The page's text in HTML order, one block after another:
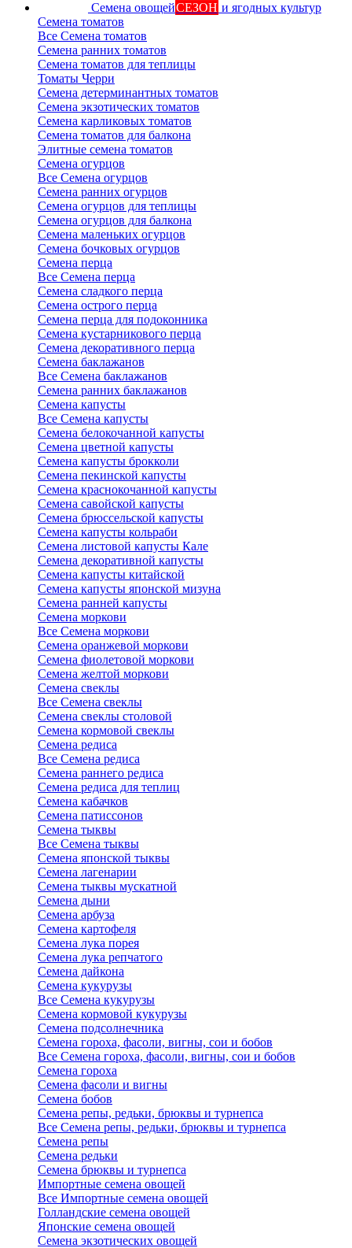
Семена овощейСЕЗОН и ягодных культур
Семена томатов
Все Семена томатов
Семена ранних томатов
Семена томатов для теплицы
Томаты Черри
Семена детерминантных томатов
Семена экзотических томатов
Семена карликовых томатов
Семена томатов для балкона
Элитные семена томатов
Семена огурцов
Все Семена огурцов
Семена ранних огурцов
Семена огурцов для теплицы
Семена огурцов для балкона
Семена маленьких огурцов
Семена бочковых огурцов
Семена перца
Все Семена перца
Семена сладкого перца
Семена острого перца
Семена перца для подоконника
Семена кустарникового перца
Семена декоративного перца
Семена баклажанов
Все Семена баклажанов
Семена ранних баклажанов
Семена капусты
Все Семена капусты
Семена белокочанной капусты
Семена цветной капусты
Семена капусты брокколи
Семена пекинской капусты
Семена краснокочанной капусты
Семена савойской капусты
Семена брюссельской капусты
Семена капусты кольраби
Семена листовой капусты Кале
Семена декоративной капусты
Семена капусты китайской
Семена капусты японской мизуна
Семена ранней капусты
Семена моркови
Все Семена моркови
Семена оранжевой моркови
Семена фиолетовой моркови
Семена желтой моркови
Семена свеклы
Все Семена свеклы
Семена свеклы столовой
Семена кормовой свеклы
Семена редиса
Все Семена редиса
Семена раннего редиса
Семена редиса для теплиц
Семена кабачков
Семена патиссонов
Семена тыквы
Все Семена тыквы
Семена японской тыквы
Семена лагенарии
Семена тыквы мускатной
Семена дыни
Семена арбуза
Семена картофеля
Семена лука порея
Семена лука репчатого
Семена дайкона
Семена кукурузы
Все Семена кукурузы
Семена кормовой кукурузы
Семена подсолнечника
Семена гороха, фасоли, вигны, сои и бобов
Все Семена гороха, фасоли, вигны, сои и бобов
Семена гороха
Семена фасоли и вигны
Семена бобов
Семена репы, редьки, брюквы и турнепса
Все Семена репы, редьки, брюквы и турнепса
Семена репы
Семена редьки
Семена брюквы и турнепса
Импортные семена овощей
Все Импортные семена овощей
Голландские семена овощей
Японские семена овощей
Семена экзотических овощей